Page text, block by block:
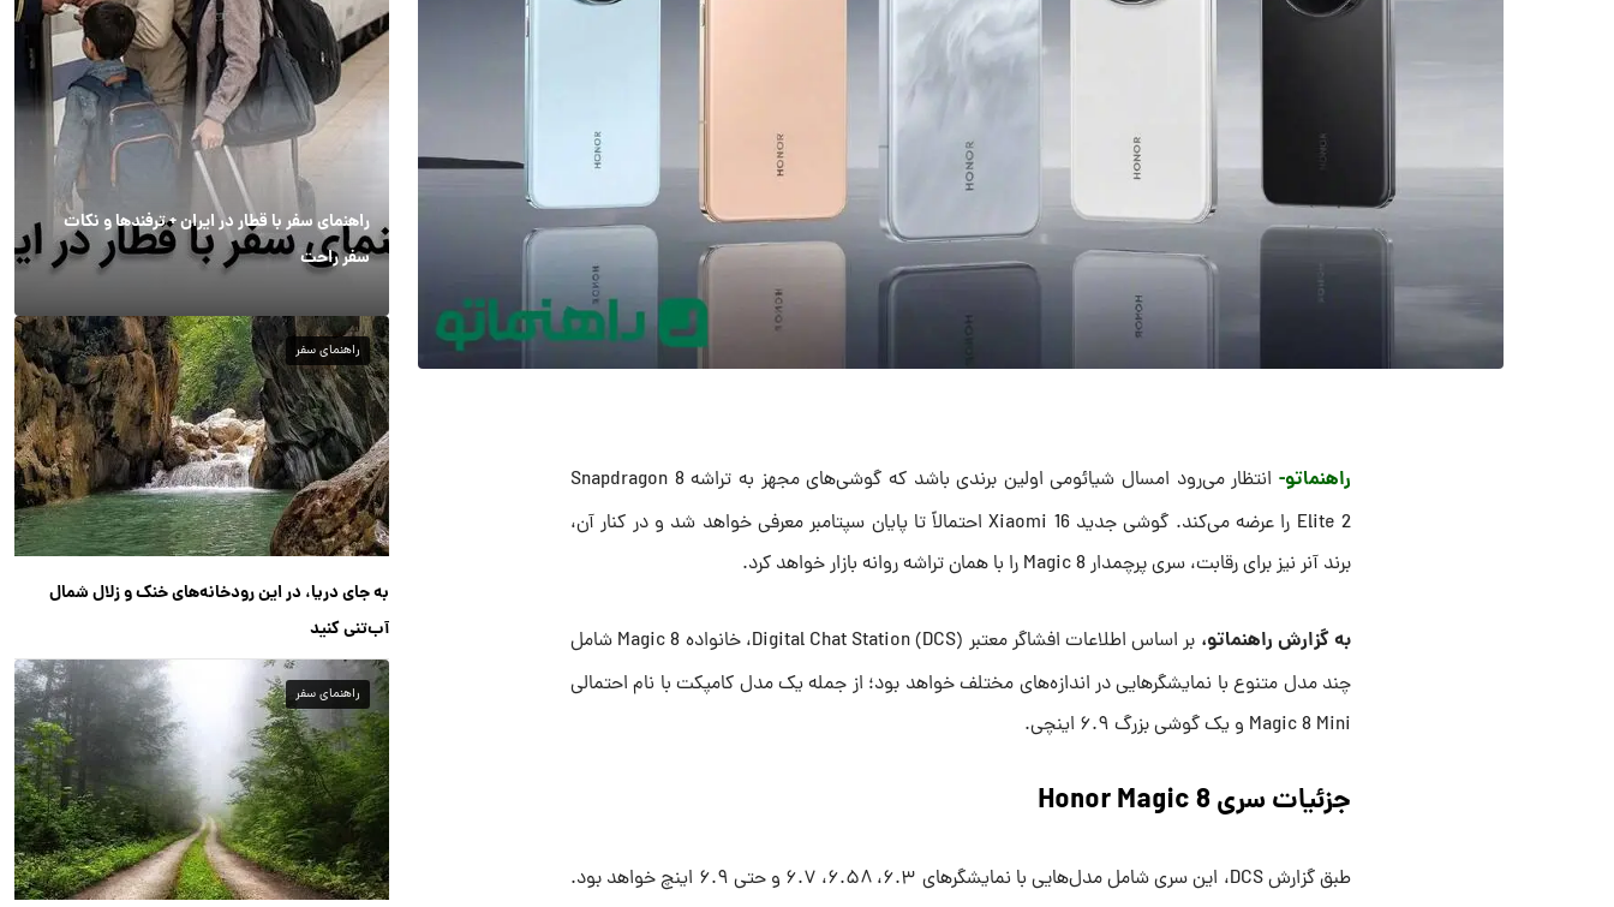
راهنماتو-
انتظار می‌رود امسال شیائومی اولین برندی باشد که گوشی‌های مجهز به تراشه Snapdragon 8
Elite 2 را عرضه می‌کند. گوشی جدید Xiaomi 16 احتمالاً تا پایان سپتامبر معرفی خواهد شد و در کنار آن،
برند آنر نیز برای رقابت، سری پرچمدار Magic 8 را با همان تراشه روانه بازار خواهد کرد.
به گزارش راهنماتو،
بر اساس اطلاعات افشاگر معتبر Digital Chat Station (DCS)، خانواده Magic 8 شامل
چند مدل متنوع با نمایشگرهایی در اندازه‌های مختلف خواهد بود؛ از جمله یک مدل کامپکت با نام احتمالی
Magic 8 Mini و یک گوشی بزرگ ۶.۹ اینچی.
جزئیات سری Honor Magic 8
طبق گزارش DCS، این سری شامل مدل‌هایی با نمایشگرهای ۶.۳، ۶.۵۸، ۶.۷ و حتی ۶.۹ اینچ خواهد بود.
راهنمای سفر با قطار در ایران + ترفندها و نکات
سفر راحت
راهنمای سفر
به جای دریا، در این رودخانه‌های خنک و زلال شمال
آب‌تنی کنید
راهنمای سفر